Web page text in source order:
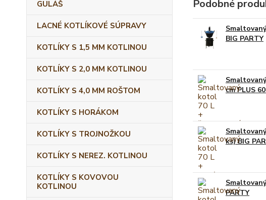
GULÁŠ
LACNÉ KOTLÍKOVÉ SÚPRAVY
KOTLÍKY S 1,5 MM KOTLINOU
KOTLÍKY S 2,0 MM KOTLINOU
KOTLÍKY S 4,0 MM ROŠTOM
KOTLÍKY S HORÁKOM
KOTLÍKY S TROJNOŽKOU
KOTLÍKY S NEREZ. KOTLINOU
KOTLÍKY S KOVOVOU
KOTLINOU
Podobné
BIG PARTY
cm PLUS
ks) BIG
PARTY